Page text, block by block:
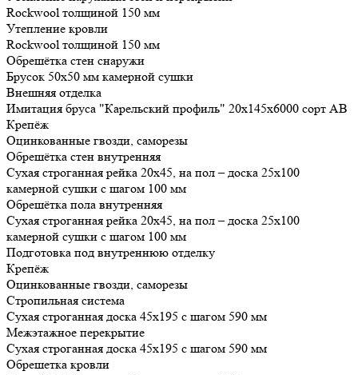
Rockwool толщиной 150 мм
Утепление кровли
Rockwool толщиной 150 мм
Обрешётка стен снаружи
Брусок 50х50 мм камерной сушки
Внешняя отделка
Имитация бруса "Карельский профиль" 20х145х6000 сорт АВ
Крепёж
Оцинкованные гвозди, саморезы
Обрешётка стен внутренняя
Сухая строганная рейка 20х45, на пол – доска 25х100
камерной сушки с шагом 100 мм
Обрешётка пола внутренняя
Сухая строганная рейка 20х45, на пол – доска 25х100
камерной сушки с шагом 100 мм
Подготовка под внутреннюю отделку
Крепёж
Оцинкованные гвозди, саморезы
Стропильная система
Сухая строганная доска 45х195 с шагом 590 мм
Межэтажное перекрытие
Сухая строганная доска 45х195 с шагом 590 мм
Обрешетка кровли